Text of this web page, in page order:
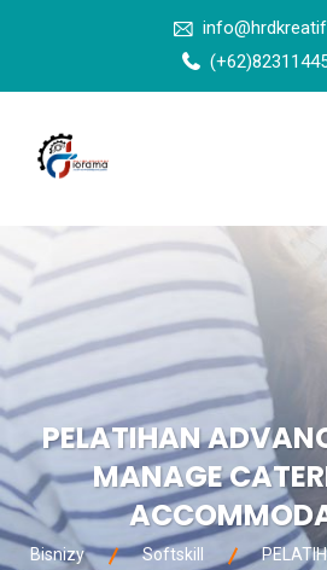
PELATIHAN
MANAGE
Bisnizy Softskill